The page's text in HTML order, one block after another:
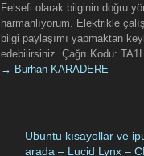
Felsefi olarak bilginin doğru
harmanlıyorum. Elektrikle
bilgi paylaşımı yapmaktan
edebilirsiniz. Çağrı Kodu:
→ Burhan KARADERE
Ubuntu kısayollar ve
arada – Lucid Lynx –